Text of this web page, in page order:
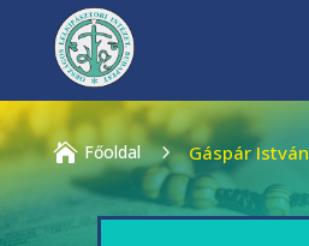
 Főoldal 5 Gáspár István